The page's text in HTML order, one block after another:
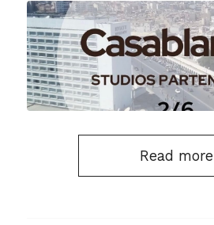
Read more